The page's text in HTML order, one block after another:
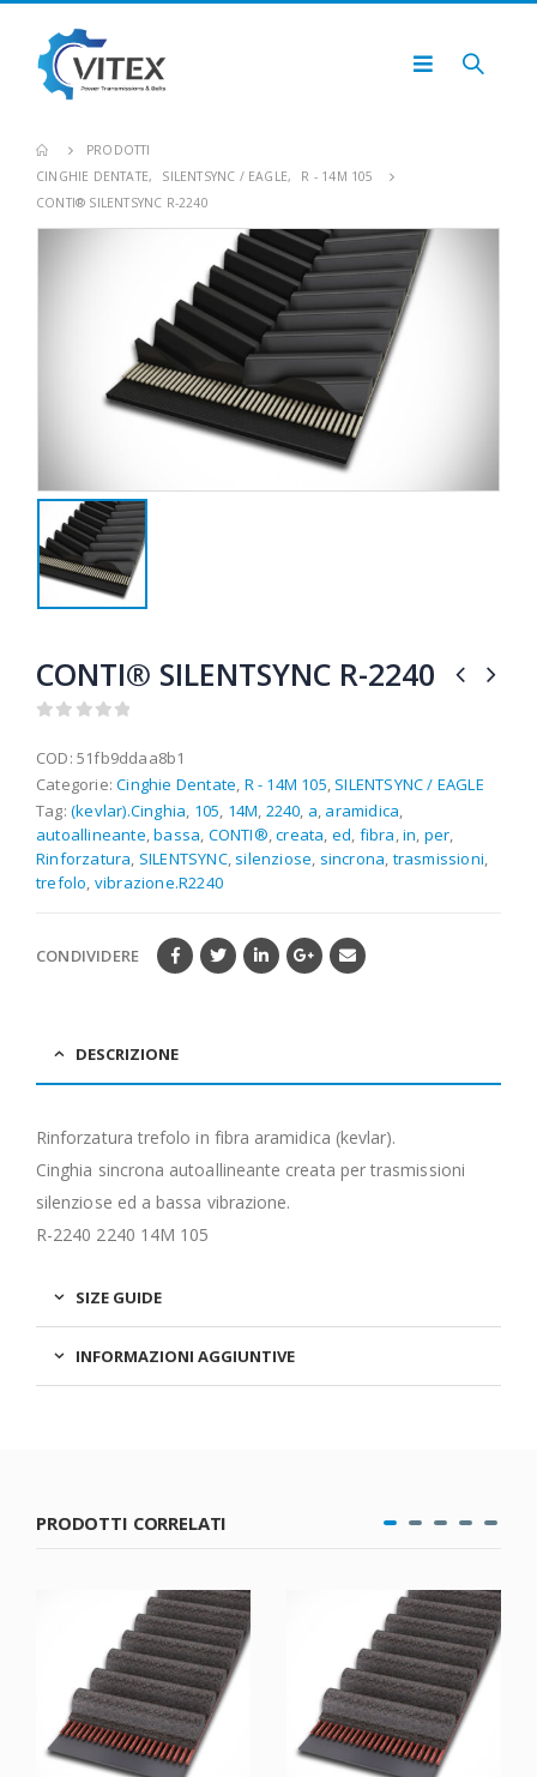
PRODOTTI
CINGHIE DENTATE, SILENTSYNC / EAGLE,
R - 14M 105
CONTI® SILENTSYNC R-2240
CONTI® SILENTSYNC R-2240
COD: 51fb9ddaa8b1
Categorie:Cinghie Dentate R - 14M 105 SILENTSYNC / EAGLE
Tag: (kevlar).Cinghia 105 14M 2240 a aramidica
autoallineante ,bassa CONTI® ,creata ed fibra ,in per
Rinforzatura SILENTSYNC, silenziose sincrona trasmissioni
trefolo vibrazione.R2240
CONDIVIDERE
DESCRIZIONE
Rinforzatura trefolo in fibra aramidica (kevlar).
Cinghia sincrona autoallineante creata per trasmissioni
silenziose ed a bassa vibrazione.
R-2240 2240 14M 105
SIZE GUIDE
INFORMAZIONI AGGIUNTIVE
PRODOTTI CORRELATI